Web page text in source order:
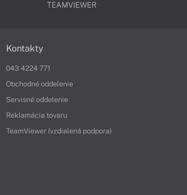
TEAMVIEWER
Kontakty
043 4224 771
Obchodné oddelenie
Servisné oddelenie
Reklamácia tovaru
TeamViewer (vzdialená podpora)